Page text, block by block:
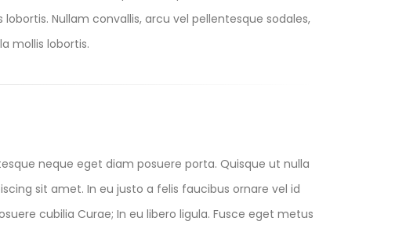
Nullam convallis, arcu vel pellentesque sodales,
mollis lobortis.
neque eget diam posuere porta. Quisque ut nulla
sit amet. In eu justo a felis faucibus ornare vel id
cubilia Curae; In eu libero ligula. Fusce eget metus